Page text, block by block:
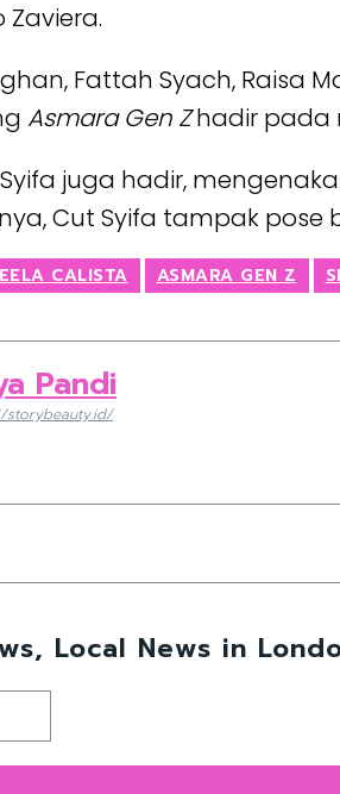
Zaviera.
Fattah Syach, Raisa
Asmara Gen Zhadir pada
juga hadir,
Cut Syifa tampak pose
CALISTA ASMARA GEN Z
Pandi
storybeauty.id/
Local News in